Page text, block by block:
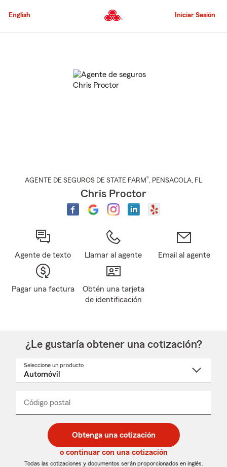
al
principal
English Iniciar Sesión
AGENTE DE SEGUROS DE STATE FARM®, PENSACOLA, FL
Chris Proctor
Agente de texto Llamar al agente Email al agente
Pagar una factura
Obtén una tarjeta
de identificación
¿Le gustaría obtener una cotización?
Seleccione un producto
desplegable
Código postal
de
5
dígitos
de
5
dígitos
_____
Obtenga una cotización
o continuar con una cotización
Todas las cotizaciones y documentos serán proporcionados en inglés.